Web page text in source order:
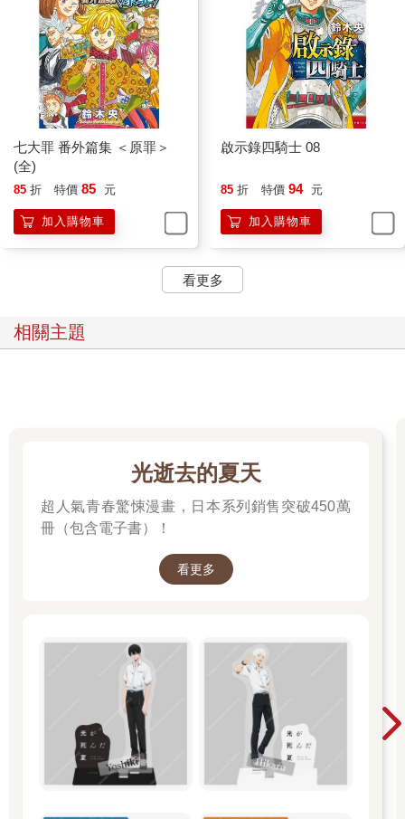
七大罪 番外篇集 ＜原罪＞
(全)
85 折 特價 85 元
加入購物車
啟示錄四騎士 08
85 折 特價 94 元
加入購物車
看更多
相關主題
光逝去的夏天
超人氣青春驚悚漫畫，日本系列銷售突破450萬
冊（包含電子書）！
看更多